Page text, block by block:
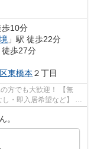
歩10分
」駅 徒歩22分
徒歩27分
東橋本 ２丁目
方でも大歓迎！ 【無
・即入居希望など】 ネ
。